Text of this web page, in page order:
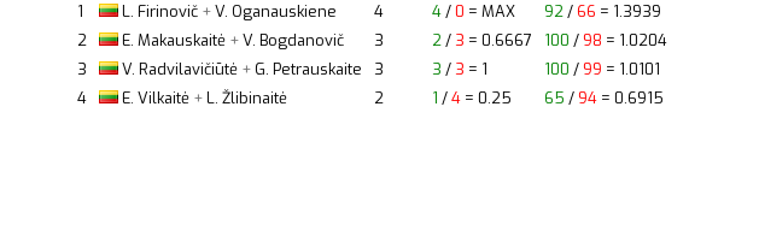
1
L. Firinovič +V. Oganauskiene 4 4/0 = MAX 92/ 66 = 1.3939
2
E. Makauskaitė +V. Bogdanovič 3 2/ 3 = 0.6667 100 / 98 = 1.0204
3
V. Radvilavičiūtė + G. Petrauskaite 3 3 / 3 = 1 100 / 99 = 1.0101
4
E. Vilkaitė +L. Žlibinaitė 2 1 /4 = 0.25 65 / 94 = 0.6915